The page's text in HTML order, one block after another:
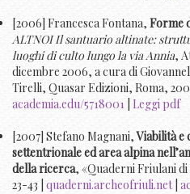
[2006] Francesca Fontana, Forme
ALTNOI Il santuario altinate:
luoghi di culto lungo la via Annia,
dicembre 2006, a cura di
Tirelli, Quasar Edizioni, Roma,
academia.edu/5718001 Leggi pdf
[2007] Stefano Magnani,Viabilità e
settentrionale ed area alpina
della ricerca, «Quaderni Friulani
23-43 | quaderni.archeofriuli.net|